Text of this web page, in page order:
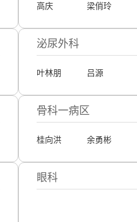
高庆 梁俏玲
泌尿外科
叶林朋 吕源
骨科一病区
桂向洪 余勇彬
眼科